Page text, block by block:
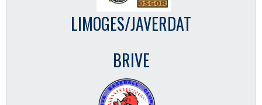
LIMOGES/JAVERDAT
BRIVE